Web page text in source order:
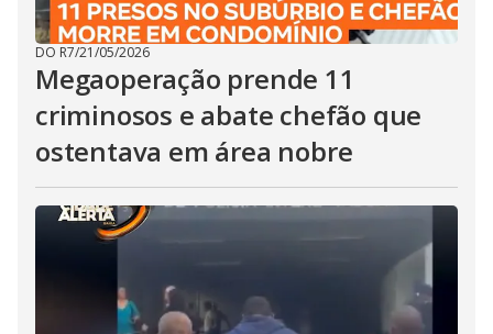
DO R7/21/05/2026
Megaoperação prende 11
criminosos e abate chefão que
ostentava em área nobre